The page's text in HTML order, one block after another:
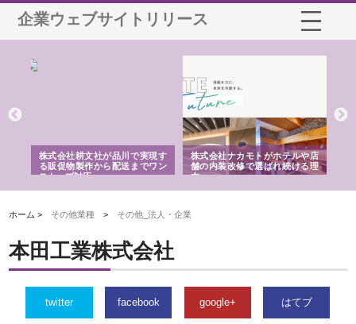
企業ウェブサイトリリース
株式会社耕文社が品川で実現す
る販促物製作から配送までワン
ストップ対応
株式会社ナカモトがホテルや店
舗の内装改修で選ばれ続ける理
由
ホーム > その他業種 > その他_法人・企業
本田工業株式会社
twitter facebook google+ はてブ